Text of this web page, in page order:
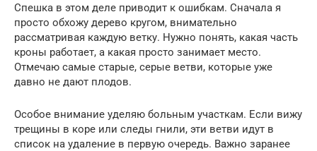
Спешка в этом деле приводит к ошибкам. Сначала я
просто обхожу дерево кругом, внимательно
рассматривая каждую ветку. Нужно понять, какая часть
кроны работает, а какая просто занимает место.
Отмечаю самые старые, серые ветви, которые уже
давно не дают плодов.
Особое внимание уделяю больным участкам. Если вижу
трещины в коре или следы гнили, эти ветви идут в
список на удаление в первую очередь. Важно заранее